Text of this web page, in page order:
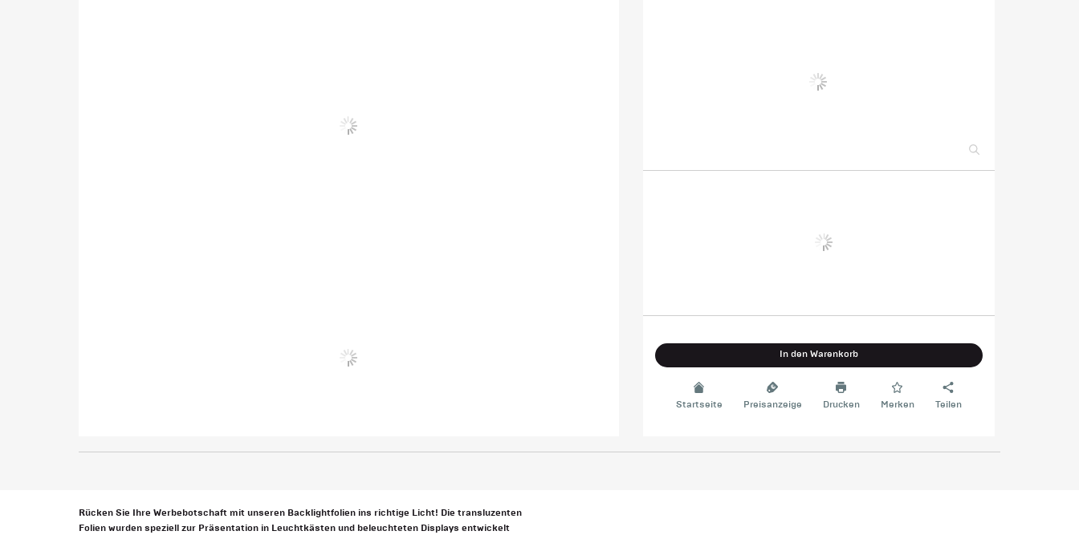
In den Warenkorb
Startseite Preisanzeige Drucken Merken Teilen
Rücken Sie Ihre Werbebotschaft mit unseren Backlightfolien ins richtige Licht! Die transluzenten
Folien wurden speziell zur Präsentation in Leuchtkästen und beleuchteten Displays entwickelt